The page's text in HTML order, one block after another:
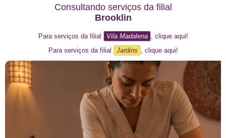
Consultando serviços da filial
Brooklin
Para serviços da filial Vila Madalena
, clique aqui!
Para serviços da filial
Jardins , clique aqui!